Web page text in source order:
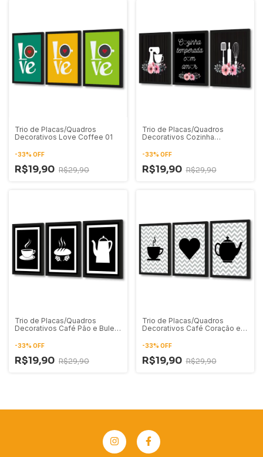
Trio de Placas/Quadros
Decorativos Love Coffee 01
-33% OFF
R$19,90 R$29,90
Trio de Placas/Quadros
Decorativos Cozinha
-33% OFF
R$19,90 R$29,90
Trio de Placas/Quadros
Decorativos Café Pão e Bule
-33% OFF
R$19,90 R$29,90
Trio de Placas/Quadros
Decorativos Café Coração e
-33% OFF
R$19,90 R$29,90